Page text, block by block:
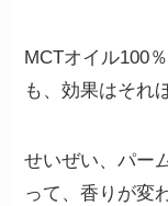
MCTオイル100
も、効果はそれ
せいぜい、パー
って、香りが変